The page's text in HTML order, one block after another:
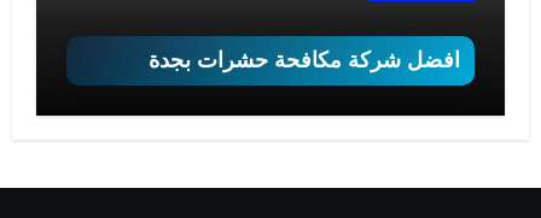
افضل شركة مكافحة حشرات بجدة